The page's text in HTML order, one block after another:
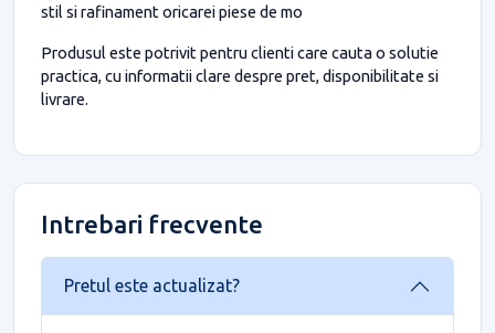
stil si rafinament oricarei piese de mo
Produsul este potrivit pentru clienti care cauta o solutie
practica, cu informatii clare despre pret, disponibilitate si
livrare.
Intrebari frecvente
Pretul este actualizat?